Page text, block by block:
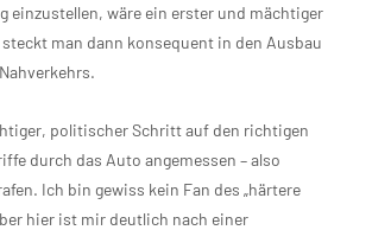
einzustellen, wäre ein erster und mächtiger
man dann konsequent in den Ausbau
politischer Schritt auf den richtigen
durch das Auto angemessen – also
Ich bin gewiss kein Fan des „härtere
hier ist mir deutlich nach einer